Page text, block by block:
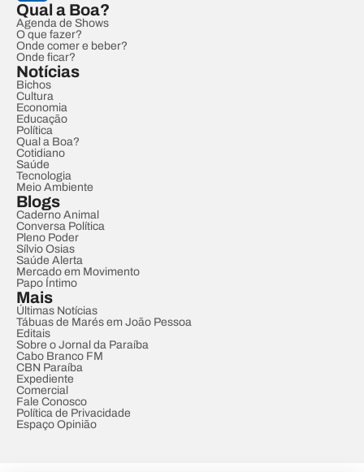
Qual a Boa?
Agenda de Shows
O que fazer?
Onde comer e beber?
Onde ficar?
Notícias
Bichos
Cultura
Economia
Educação
Política
Qual a Boa?
Cotidiano
Saúde
Tecnologia
Meio Ambiente
Blogs
Caderno Animal
Conversa Política
Pleno Poder
Sílvio Osias
Saúde Alerta
Mercado em Movimento
Papo Íntimo
Mais
Últimas Notícias
Tábuas de Marés em João Pessoa
Editais
Sobre o Jornal da Paraíba
Cabo Branco FM
CBN Paraíba
Expediente
Comercial
Fale Conosco
Política de Privacidade
Espaço Opinião